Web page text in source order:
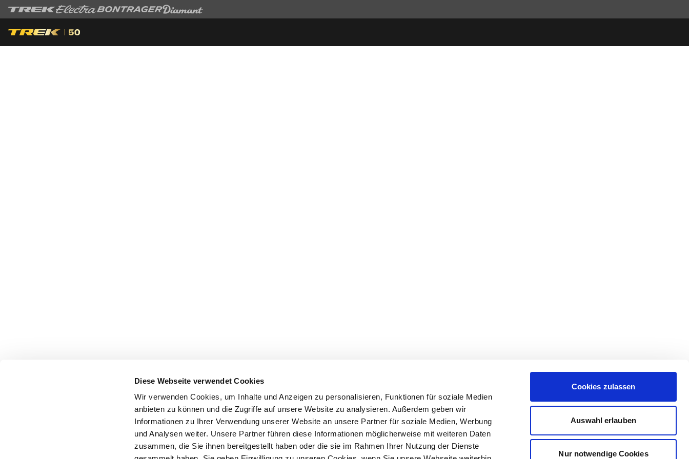
Diese Webseite verwendet Cookies
Wir verwenden Cookies, um Inhalte und Anzeigen zu personalisieren, Funktionen für soziale Medien
anbieten zu können und die Zugriffe auf unsere Website zu analysieren. Außerdem geben wir
Informationen zu Ihrer Verwendung unserer Website an unsere Partner für soziale Medien, Werbung
und Analysen weiter. Unsere Partner führen diese Informationen möglicherweise mit weiteren Daten
zusammen, die Sie ihnen bereitgestellt haben oder die sie im Rahmen Ihrer Nutzung der Dienste
Cookies zulassen
Auswahl erlauben
Nur notwendige Cookies